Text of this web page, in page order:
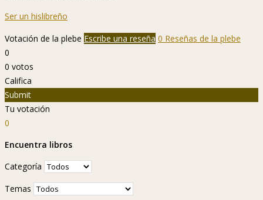
Ser un hislibreño
Votación de la plebe Escribe una reseña 0 Reseñas de la plebe
0
0 votos
Califica
Submit
Tu votación
0
Encuentra libros
Categoría
Temas